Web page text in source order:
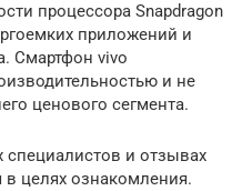
процессора Snapdragon
приложений и
Смартфон vivo
и не
ценового сегмента.
специалистов и отзывах
в целях ознакомления.